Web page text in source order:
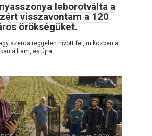
leborotválta a
visszavontam a 120
örökségüket.
szerda reggelen hívott fel, miközben a
álltam, és újra